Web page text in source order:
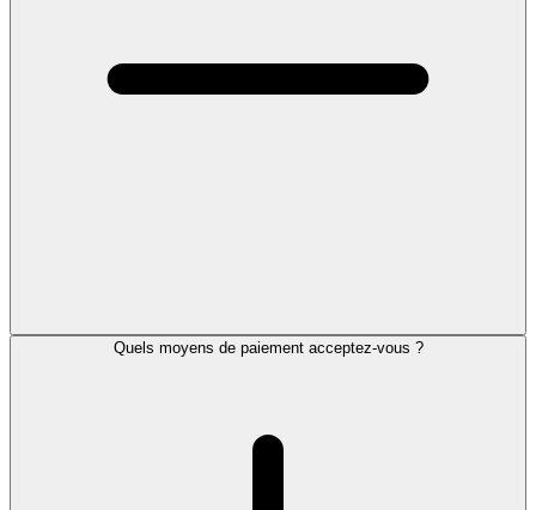
Quels moyens de paiement acceptez-vous ?